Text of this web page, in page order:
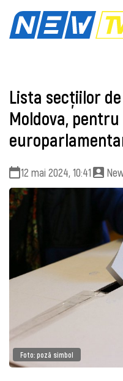
Lista secțiilor
Moldova,
12 mai 2024, 10:41
Foto: poză simbol